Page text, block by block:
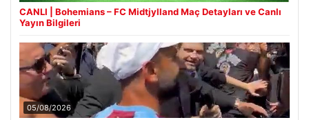
CANLI | Bohemians – FC Midtjylland Maç Detayları ve Canlı
Yayın Bilgileri
05/08/2026